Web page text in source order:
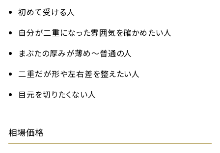
初めて受ける人
自分が二重になった雰囲気を確かめたい人
まぶたの厚みが薄め～普通の人
二重だが形や左右差を整えたい人
目元を切りたくない人
相場価格